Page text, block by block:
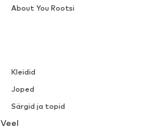
Kleidid
Joped
Särgid ja topid
Pesu
Veel
About You Rootsi